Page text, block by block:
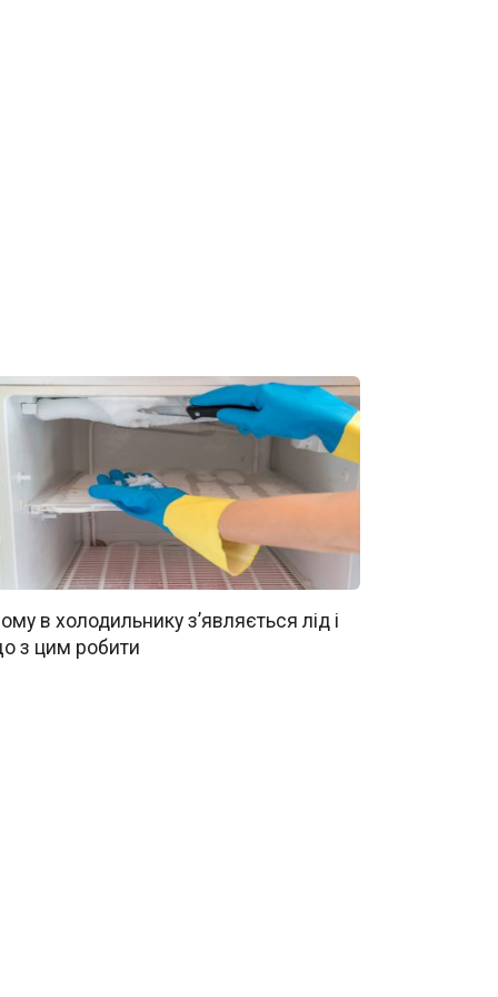
в холодильнику з’являється лід і
з цим робити